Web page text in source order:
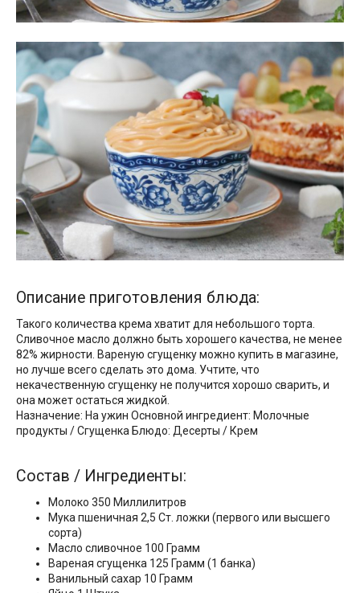
Описание приготовления блюда:
Такого количества крема хватит для небольшого торта.
Сливочное масло должно быть хорошего качества, не менее
82% жирности. Вареную сгущенку можно купить в магазине,
но лучше всего сделать это дома. Учтите, что
некачественную сгущенку не получится хорошо сварить, и
она может остаться жидкой.
Назначение: На ужин Основной ингредиент: Молочные
продукты / Сгущенка Блюдо: Десерты / Крем
Состав / Ингредиенты:
Молоко 350 Миллилитров
Мука пшеничная 2,5 Ст. ложки (первого или высшего
сорта)
Масло сливочное 100 Грамм
Вареная сгущенка 125 Грамм (1 банка)
Ванильный сахар 10 Грамм